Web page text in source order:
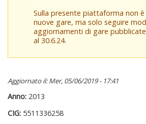
Sulla presente piattaforma non
nuove gare, ma solo seguire
aggiornamenti di gare
al 30.6.24.
Aggiornato il: Mer, 05/06/2019 - 17:41
Anno: 2013
CIG: 5511336258